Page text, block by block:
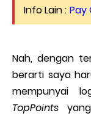
Info Lain : Pay
Nah, dengan
berarti saya
mempunyai
TopPoints